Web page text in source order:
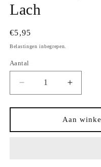
Lach
Normale
prijs
€5,95
Belastingen inbegrepen.
Aantal
Aantal
Aantal
verlagen
voor
Cadeauzakje
Kandelaar-
Aantal
voor
Aan